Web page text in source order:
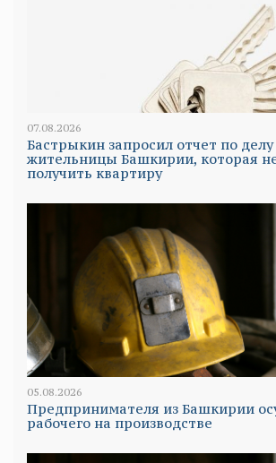
07.08.2026
Бастрыкин запросил отчет по
жительницы Башкирии, которая
получить квартиру
05.08.2026
Предпринимателя из Башкирии
рабочего на производстве